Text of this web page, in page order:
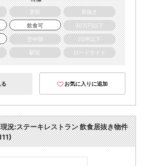
更新
居抜き
飲食可
30万円以下
空中階
20坪以下
駅近 ロードサイド
お気に入りに追加
況:ステーキレストラン 飲食居抜き物件